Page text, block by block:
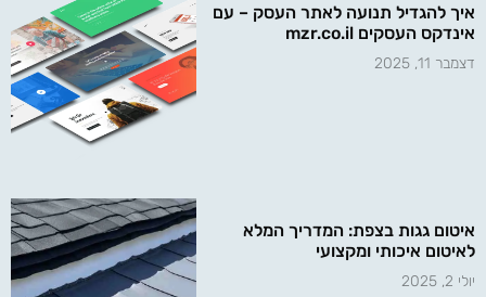
איך להגדיל תנועה לאתר העסק – עם
אינדקס העסקים mzr.co.il
דצמבר 11, 2025
איטום גגות בצפת: המדריך המלא
לאיטום איכותי ומקצועי
יולי 2, 2025